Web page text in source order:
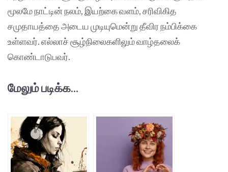
மூலமே நாட்டின் நலம், இயற்கை வளம், சரிவிகித
சமுதாயத்தை அடைய முடியுமென்று தீவிர நம்பிக்கை
உள்ளவர். எல்லாச் சூழ்நிலைகளிலும் வாழ்தலைக்
கொண்டாடுபவர்.
மேலும் படிக்க...